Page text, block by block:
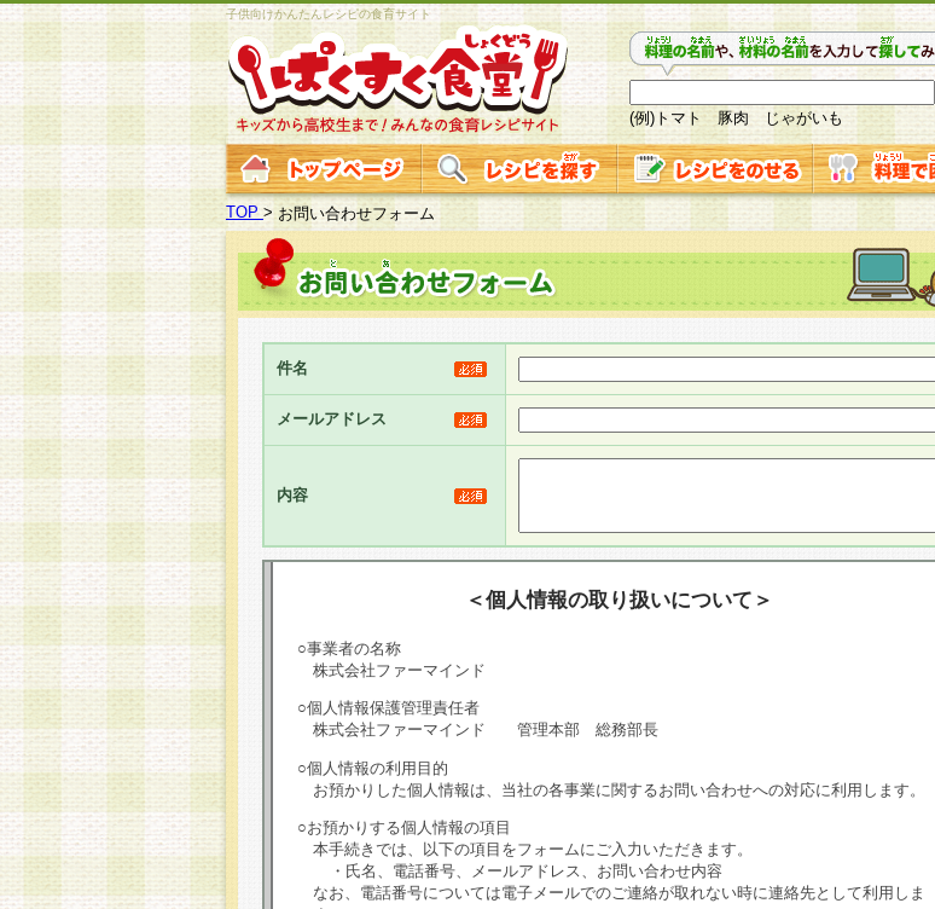
子供向けかんたんレシピの食育サイト
(例)トマト 豚肉 じゃがいも
TOP >お問い合わせフォーム
件名
メールアドレス
内容
＜個人情報の取り扱いについて＞
○事業者の名称
株式会社ファーマインド
○個人情報保護管理責任者
株式会社ファーマインド 管理本部 総務部長
○個人情報の利用目的
お預かりした個人情報は、当社の各事業に関するお問い合わせへの対応に利用します。
○お預かりする個人情報の項目
本手続きでは、以下の項目をフォームにご入力いただきます。
・氏名、電話番号、メールアドレス、お問い合わせ内容
なお、電話番号については電子メールでのご連絡が取れない時に連絡先として利用しま